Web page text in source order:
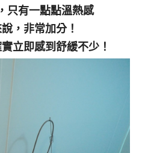
只有一點點溫熱感
，非常加分！
立即感到舒緩不少！